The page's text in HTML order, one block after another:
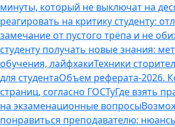
минуты, который не выключат на
реагировать на критику студенту:
замечание от пустого трёпа и не
студенту получать новые знания:
обучения, лайфхакиТехники
для студентаОбъем реферата-2026.
страниц, согласно ГОСТуГде взять
на экзаменационные вопросы
понравиться преподавателю: